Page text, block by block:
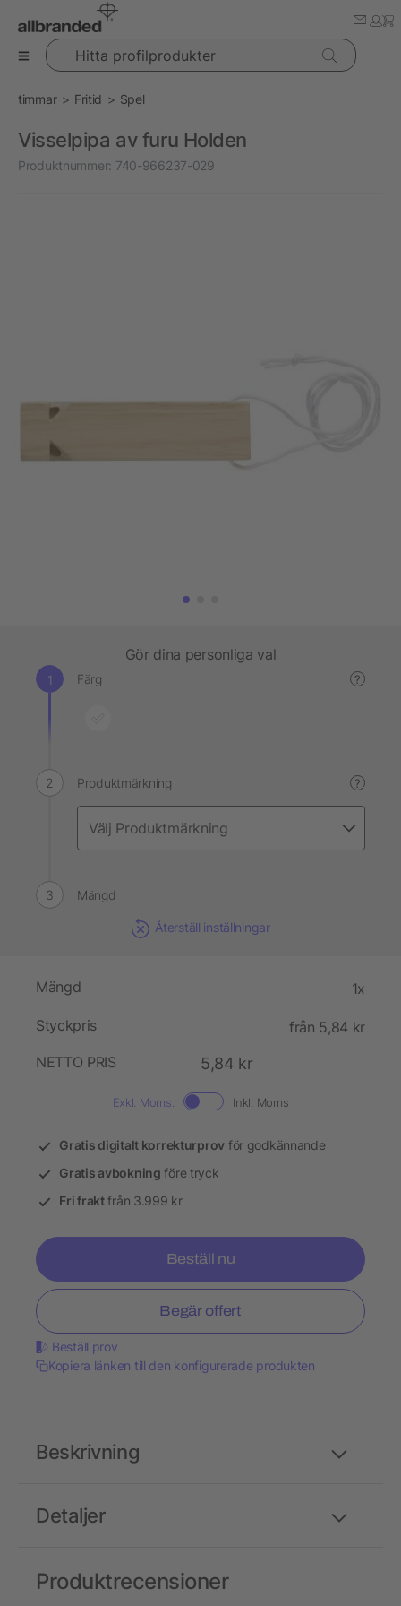
Hitta profilprodukter
timmar Fritid Spel
Visselpipa av furu Holden
Produktnummer: 740-966237-029
Gör dina personliga val
Färg ?
Produktmärkning ?
Mängd
Återställ inställningar
Mängd 1x
Styckpris
från 5,84 kr
NETTO PRIS
5,84 kr
Exkl. Moms. Inkl. Moms
Gratis digitalt korrekturprov för godkännande
Gratis avbokning före tryck
Fri fraktfrån 3.999 kr
Beställ nu
Begär offert
Beställ prov
Kopiera länken till den konfigurerade produkten
Detaljer
Beskrivning
Produktrecensioner